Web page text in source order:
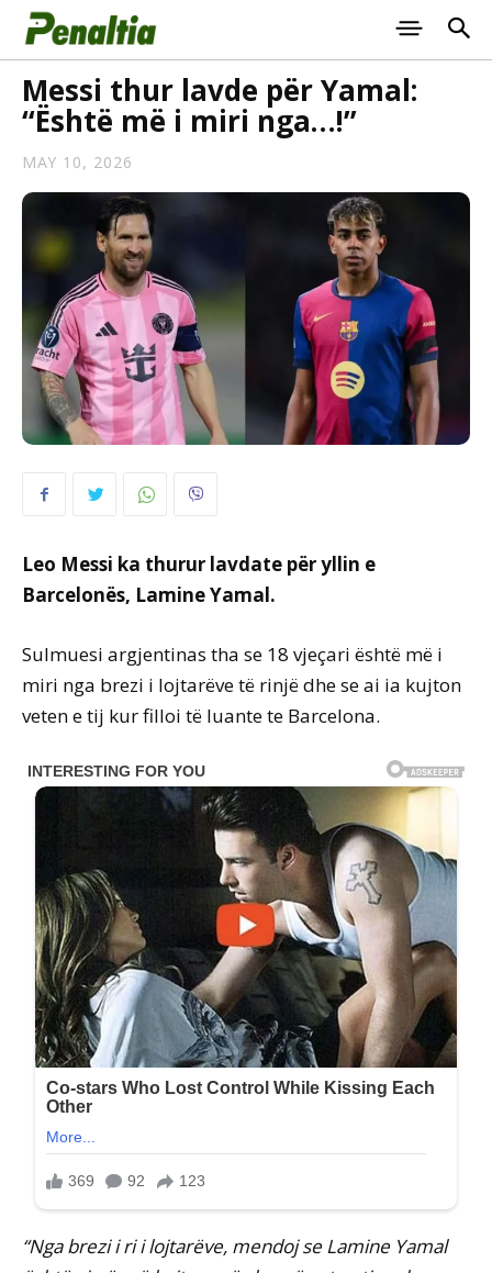
Messi thur lavde për Yamal:
“Është më i miri nga…!”
MAY 10, 2026
Leo Messi ka thurur lavdate për yllin e
Barcelonës, Lamine Yamal.
Sulmuesi argjentinas tha se 18 vjeçari është më i
miri nga brezi i lojtarëve të rinjë dhe se ai ia kujton
veten e tij kur filloi të luante te Barcelona.
“Nga brezi i ri i lojtarëve, mendoj se Lamine Yamal